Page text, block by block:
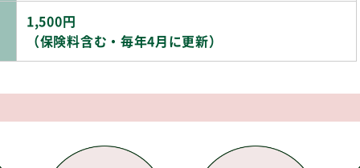
1,500円
（保険料含む・毎年4月に更新）